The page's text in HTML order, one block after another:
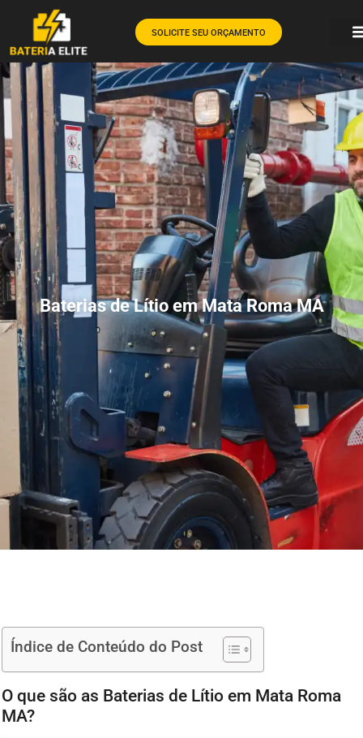
SOLICITE SEU ORÇAMENTO
Baterias de Lítio em Mata Roma MA
Índice de Conteúdo do Post
O que são as Baterias de Lítio em Mata Roma
MA?